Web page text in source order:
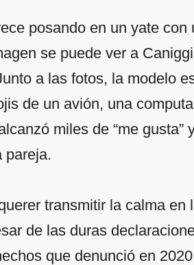
posando en un yate con
se puede ver a
a las fotos, la modelo
de un avión, una
miles de “me gusta”
pareja.
transmitir la calma en
de las duras
que denunció en